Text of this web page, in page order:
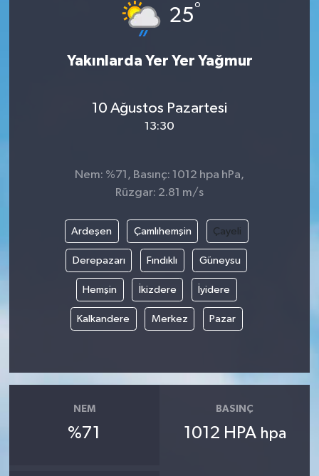
25°
Yakınlarda Yer Yer Yağmur
10 Ağustos Pazartesi
13:30
Nem: %71, Basınç: 1012 hpa hPa,
Rüzgar: 2.81 m/s
Ardeşen Çamlıhemşin Çayeli
Derepazarı Fındıklı Güneysu
Hemşin İkizdere İyidere
Kalkandere Merkez Pazar
NEM
%71
BASINÇ
1012 HPA hpa